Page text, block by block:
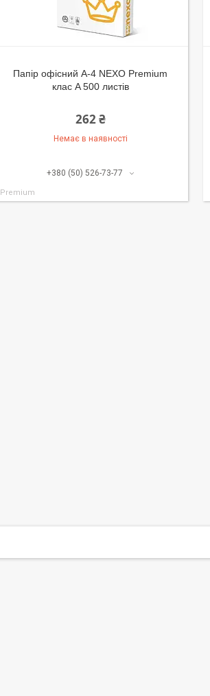
Папір офісний A-4 NEXO Premium
клас A 500 листів
262 ₴
Немає в наявності
+380 (50) 526-73-77
Premium